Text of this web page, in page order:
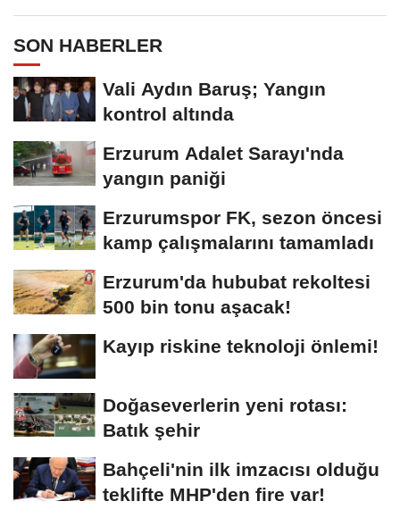
SON HABERLER
Vali Aydın Baruş; Yangın
kontrol altında
Erzurum Adalet Sarayı'nda
yangın paniği
Erzurumspor FK, sezon öncesi
kamp çalışmalarını tamamladı
Erzurum'da hububat rekoltesi
500 bin tonu aşacak!
Kayıp riskine teknoloji önlemi!
Doğaseverlerin yeni rotası:
Batık şehir
Bahçeli'nin ilk imzacısı olduğu
teklifte MHP'den fire var!